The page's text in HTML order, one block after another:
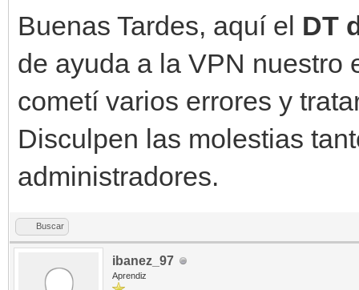
Buenas Tardes, aquí el DT
de ayuda a la VPN nuestro
cometí varios errores y
Disculpen las molestias
administradores.
Buscar
ibanez_97
Aprendiz